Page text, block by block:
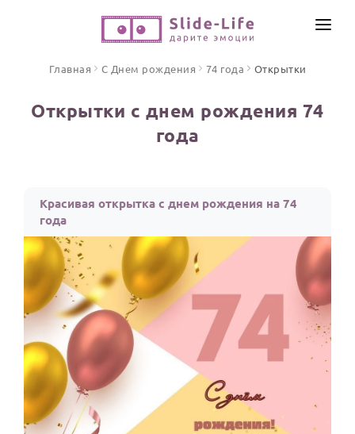
Открытки
Стихи и тексты
ПРАЗДНИКИ
С Днем рождения
Юбилей
Свадьба
Годовщина свадьбы
Календарь праздников
ИНСТРУМЕНТЫ
ОТЗЫВЫ
Главная С Днем рождения 74 года Открытки
Открытки с днем рождения 74
года
Красивая открытка с днем рождения на 74
года